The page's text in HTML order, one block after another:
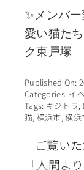
✨メンバ
愛い猫た
ク東戸塚
Published On:
Categories: イ
Tags: キジトラ,
猫, 横浜市,横浜
ご覧いた
「人間よ